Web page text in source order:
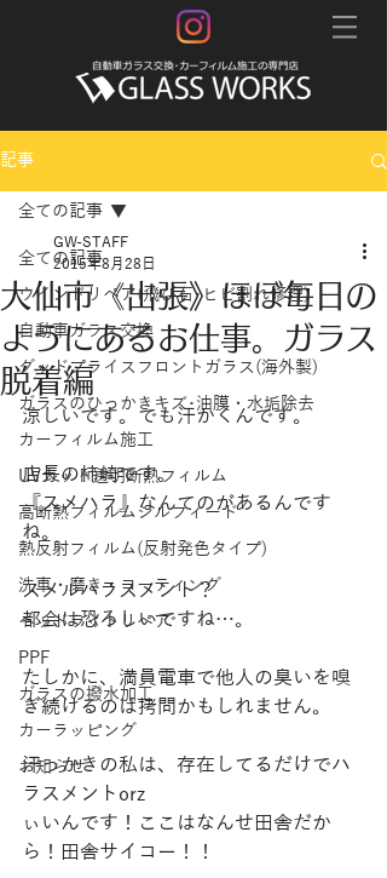
記事
全ての記事
ウインドリペア(飛び石･ヒビ割れ修理)
自動車ガラス交換
グッドプライスフロントガラス(海外製)
ガラスのひっかきキズ･油膜・水垢除去
カーフィルム施工
UVカット透明断熱フィルム
高断熱フィルムシルフィード
熱反射フィルム(反射発色タイプ)
洗車・磨き・コーティング
ヘッドライトリペア
PPF
ガラスの撥水加工
カーラッピング
お知らせ
全ての記事
大仙市《出張》ほぼ毎日の
ようにあるお仕事。ガラス
脱着編
GW-STAFF
2015年8月28日
涼しいです。でも汗かくんです。
店長の柿崎です。
『スメハラ』なんてのがあるんです
ね。
スメルハラスメント？
都会は恐ろしいですね…。
たしかに、満員電車で他人の臭いを嗅
ぎ続けるのは拷問かもしれません。
汗っかきの私は、存在してるだけでハ
ラスメントorz
ぃいんです！ここはなんせ田舎だか
ら！田舎サイコー！！